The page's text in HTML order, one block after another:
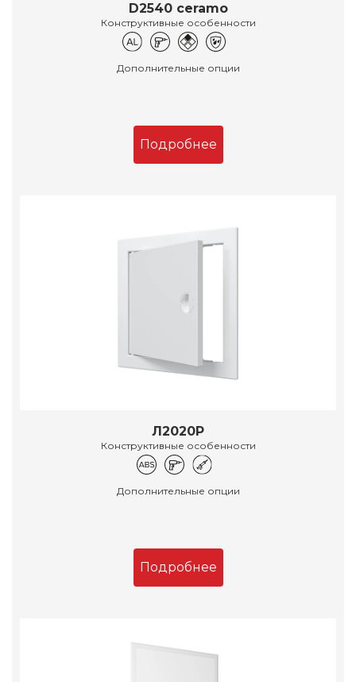
D2540 ceramo
Конструктивные особенности
Дополнительные опции
Подробнее
Л2020Р
Конструктивные особенности
Дополнительные опции
Подробнее